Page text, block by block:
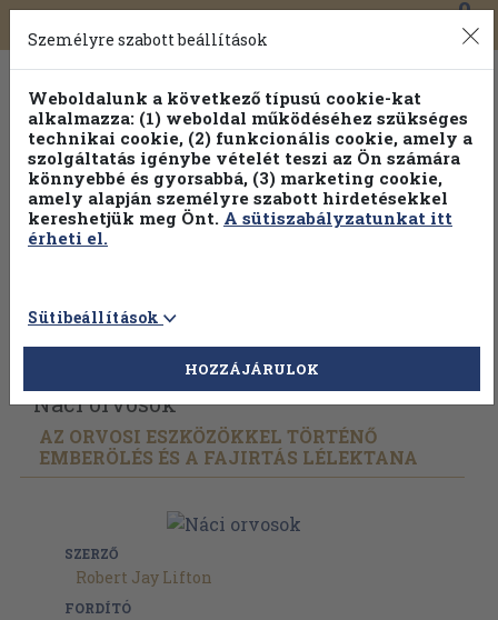
Toggle
navigation
0
Vissza az előző oldalra Válasszon példányt
Náci orvosok
AZ ORVOSI ESZKÖZÖKKEL TÖRTÉNŐ
EMBERÖLÉS ÉS A FAJIRTÁS LÉLEKTANA
SZERZŐ
Robert Jay Lifton
FORDÍTÓ
Személyre szabott beállítások
Weboldalunk a következő típusú cookie-kat
alkalmazza: (1) weboldal működéséhez szükséges
technikai cookie, (2) funkcionális cookie, amely a
szolgáltatás igénybe vételét teszi az Ön számára
könnyebbé és gyorsabbá, (3) marketing cookie,
amely alapján személyre szabott hirdetésekkel
kereshetjük meg Önt. A sütiszabályzatunkat itt
érheti el.
Sütibeállítások
HOZZÁJÁRULOK